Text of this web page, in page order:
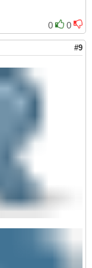
0
0
#9